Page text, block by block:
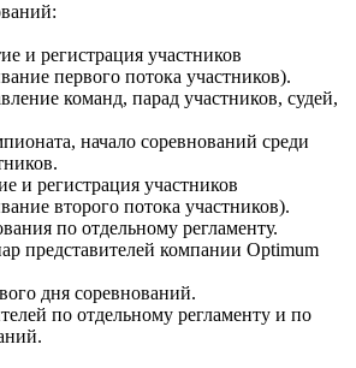
и регистрация участников
первого потока участников).
команд, парад участников, судей,
начало соревнований среди
и регистрация участников
второго потока участников).
по отдельному регламенту.
представителей компании Optimum
дня соревнований.
по отдельному регламенту и по